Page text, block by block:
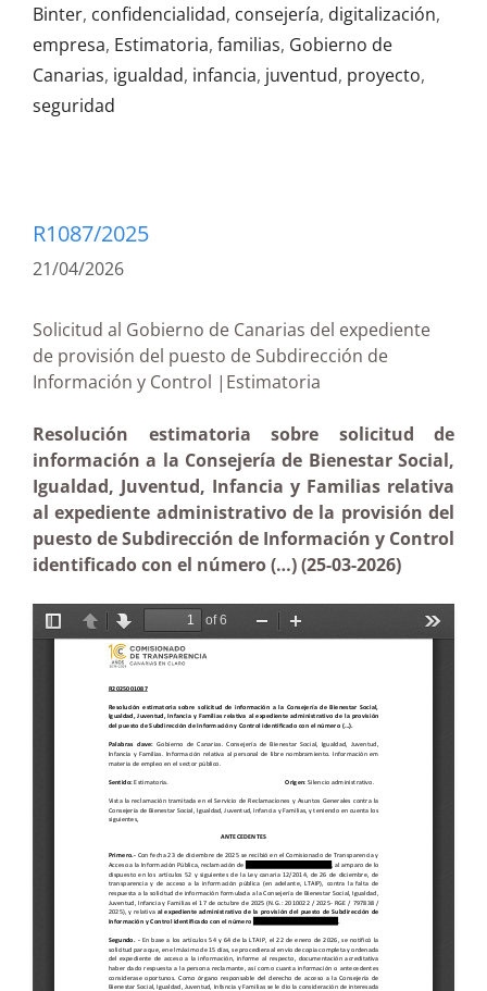
Binter, confidencialidad, consejería, digitalización,
empresa, Estimatoria, familias, Gobierno de
Canarias, igualdad, infancia, juventud, proyecto,
seguridad
R1087/2025
21/04/2026
Solicitud al Gobierno de Canarias del expediente
de provisión del puesto de Subdirección de
Información y Control |Estimatoria
Resolución estimatoria sobre solicitud de
información a la Consejería de Bienestar Social,
Igualdad, Juventud, Infancia y Familias relativa
al expediente administrativo de la provisión del
puesto de Subdirección de Información y Control
identificado con el número (…) (25-03-2026)